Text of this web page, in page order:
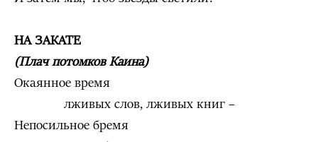
НА ЗАКАТЕ
(Плач потомков Каина)
Окаянное время
лживых слов, лживых книг –
Непосильное бремя